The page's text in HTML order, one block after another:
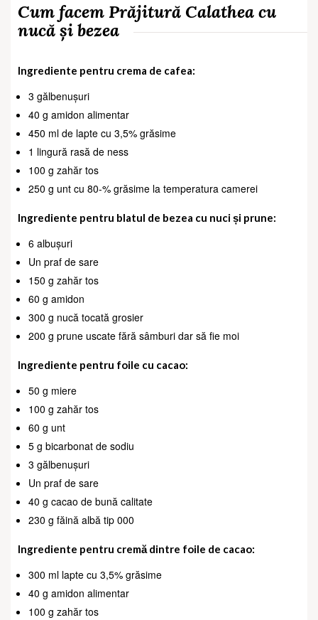
Cum facem Prăjitură Calathea cu
nucă și bezea
Ingrediente pentru crema de cafea:
3 gălbenușuri
40 g amidon alimentar
450 ml de lapte cu 3,5% grăsime
1 lingură rasă de ness
100 g zahăr tos
250 g unt cu 80-% grăsime la temperatura camerei
Ingrediente pentru blatul de bezea cu nuci și prune:
6 albușuri
Un praf de sare
150 g zahăr tos
60 g amidon
300 g nucă tocată grosier
200 g prune uscate fără sâmburi dar să fie moi
Ingrediente pentru foile cu cacao:
50 g miere
100 g zahăr tos
60 g unt
5 g bicarbonat de sodiu
3 gălbenușuri
Un praf de sare
40 g cacao de bună calitate
230 g făină albă tip 000
Ingrediente pentru cremă dintre foile de cacao:
300 ml lapte cu 3,5% grăsime
40 g amidon alimentar
100 g zahăr tos